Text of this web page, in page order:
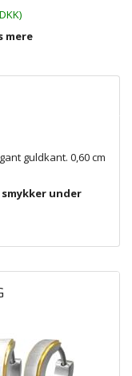
mere
guldkant. 0,60 cm
under